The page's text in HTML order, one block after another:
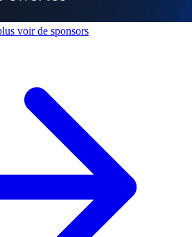
voir de sponsors